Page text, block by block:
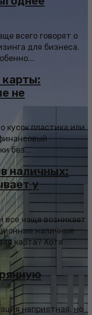
всего говорят о
для бизнеса.
не
кусок пластика или
без...
наличных:
у
все чаще возникает
наличные
карта? Хотя
неприятная, но